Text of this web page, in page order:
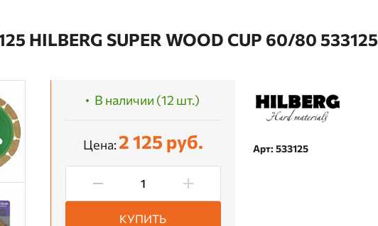
SUPER WOOD CUP 60/80 533125
Арт: 533125
В наличии (12 шт.)
Цена:2 125 руб.
КУПИТЬ